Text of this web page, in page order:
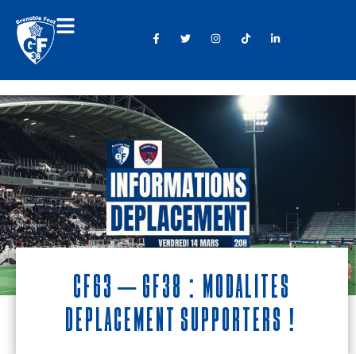
CF63 – GF38 : modalités
déplacement supporters !